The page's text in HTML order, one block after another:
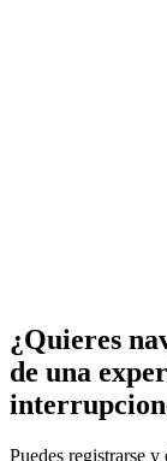
¿Quieres
de una
Puedes registrarse